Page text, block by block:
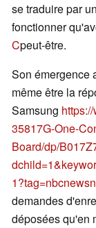
se traduire par
fonctionner
Cpeut-être.
Son émergence
même être la
Samsung
35817G-One-
Board/dp/
demandes
déposées qu'en